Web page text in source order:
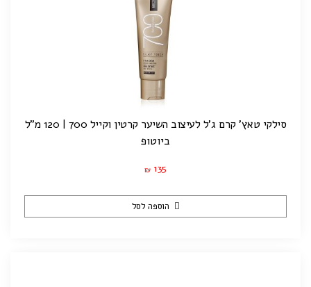
סילקי טאץ' קרם ג'ל לעיצוב השיער קרטין וקייל 700 | 120 מ"ל
ביוטופ
₪ 135
הוספה לסל